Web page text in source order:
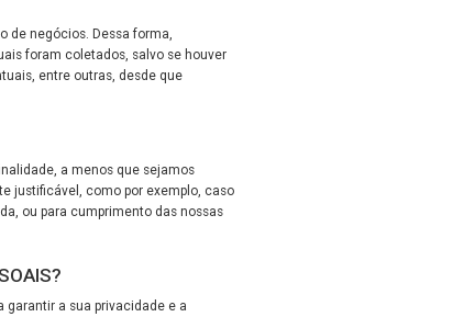
de negócios. Dessa forma,
foram coletados, salvo se houver
entre outras, desde que
a menos que sejamos
justificável, como por exemplo, caso
ou para cumprimento das nossas
garantir a sua privacidade e a